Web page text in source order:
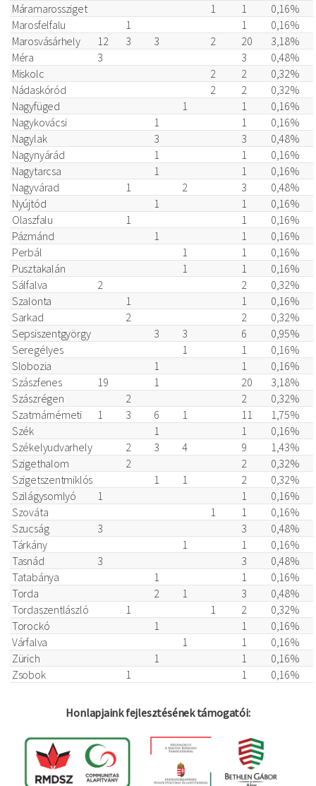
Máramarossziget
1 1
0,16%
Marosfelfalu
1 1
0,16%
Marosvásárhely
12 3 3 2 20
3,18%
Méra
3 3
0,48%
Miskolc
2 2
0,32%
Nádaskóród
2 2
0,32%
Nagyfüged
1 1
0,16%
Nagykovácsi
1 1
0,16%
Nagylak
3 3
0,48%
Nagynyárád
1 1
0,16%
Nagytarcsa
1 1
0,16%
Nagyvárad
1 2 3
0,48%
Nyújtód
1 1
0,16%
Olaszfalu
1 1
0,16%
Pázmánd
1 1
0,16%
Perbál
1 1
0,16%
Pusztakalán
1 1
0,16%
Sálfalva
2 2
0,32%
Szalonta
1 1
0,16%
Sarkad
2 2
0,32%
Sepsiszentgyörgy
3 3 6
0,95%
Seregélyes
1 1
0,16%
Slobozia
1 1
0,16%
Szászfenes
19 1 20
3,18%
Szászrégen
2 2
0,32%
Szatmárnémeti
1 3 6 1 11
1,75%
Szék
1 1
0,16%
Székelyudvarhely
2 3 4 9
1,43%
Szigethalom
2 2
0,32%
Szigetszentmiklós
1 1 2
0,32%
Szilágysomlyó
1 1
0,16%
Szováta
1 1
0,16%
Szucság
3 3
0,48%
Tárkány
1 1
0,16%
Tasnád
3 3
0,48%
Tatabánya
1 1
0,16%
Torda
2 1 3
0,48%
Tordaszentlászló
1 1 2
0,32%
Torockó
1 1
0,16%
Várfalva
1 1
0,16%
Zürich
1 1
0,16%
Zsobok
1 1 0,16%
Honlapjaink fejlesztésének támogatói: